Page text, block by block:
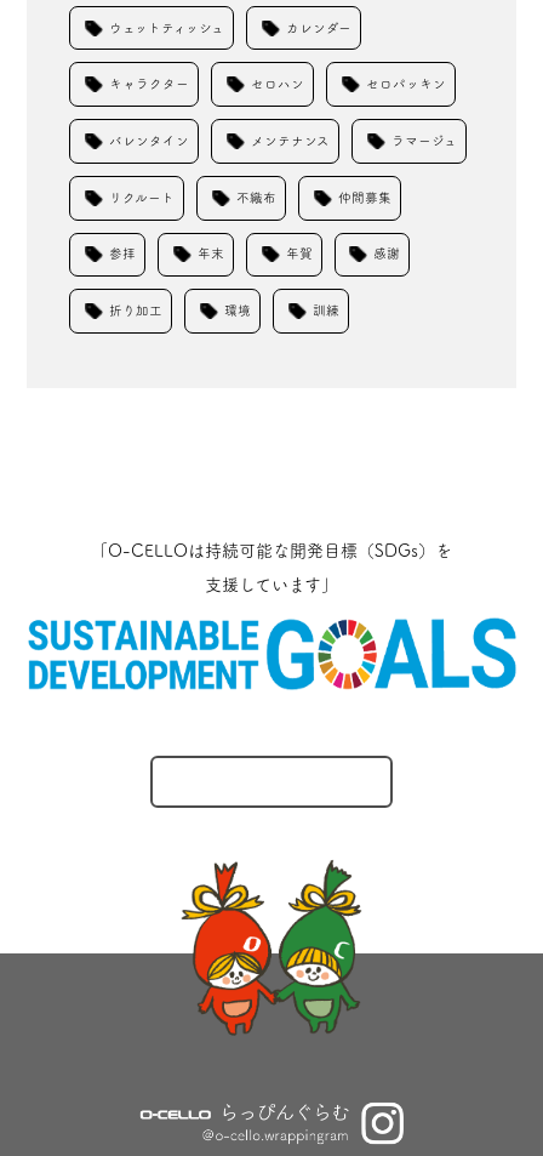
ウェットティッシュ カレンダー
キャラクター セロハン セロパッキン
バレンタイン メンテナンス ラマージュ
リクルート 不織布 仲間募集
参拝 年末 年賀 感謝
折り加工 環境 訓練
「O-CELLOは持続可能な開発目標（SDGs）を
支援しています」